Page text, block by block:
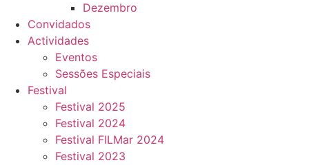
Dezembro
Convidados
Actividades
Eventos
Sessões Especiais
Festival
Festival 2025
Festival 2024
Festival FILMar 2024
Festival 2023